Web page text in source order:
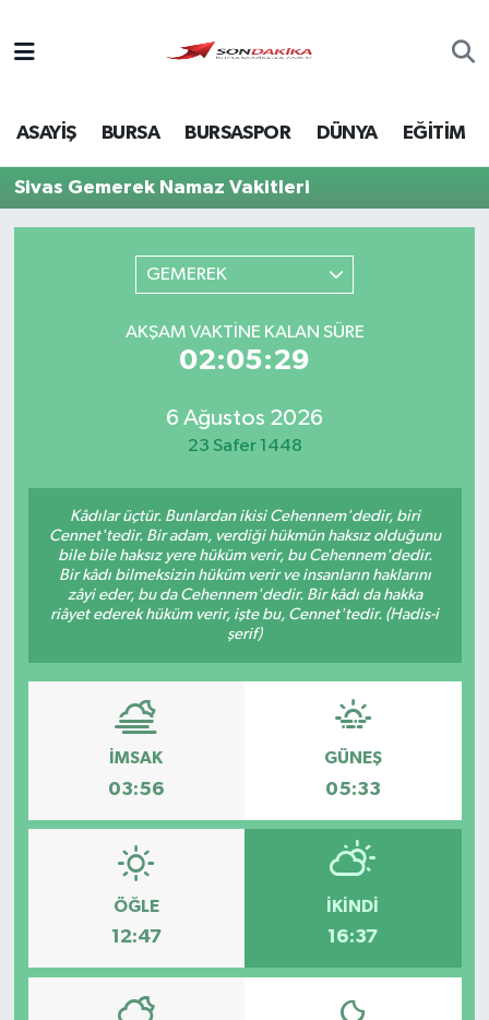
ASAYİŞ BURSA BURSASPOR DÜNYA EĞİTİM
Sivas Gemerek Namaz Vakitleri
GEMEREK
AKŞAM VAKTINE KALAN SÜRE
02:05:29
6 Ağustos 2026
23 Safer 1448
Kâdılar üçtür. Bunlardan ikisi Cehennem'dedir, biri
Cennet'tedir. Bir adam, verdiği hükmün haksız olduğunu
bile bile haksız yere hüküm verir, bu Cehennem'dedir.
Bir kâdı bilmeksizin hüküm verir ve insanların haklarını
zâyi eder, bu da Cehennem'dedir. Bir kâdı da hakka
riâyet ederek hüküm verir, işte bu, Cennet'tedir. (Hadis-i
şerif)
İMSAK
03:56
GÜNEŞ
05:33
ÖĞLE
12:47
İKINDI
16:37
Bursa
Dünya
Sağlık
Siyaset
Video Galeri